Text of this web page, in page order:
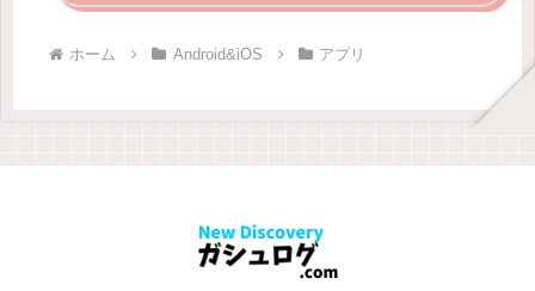
ホーム Android&iOS アプリ